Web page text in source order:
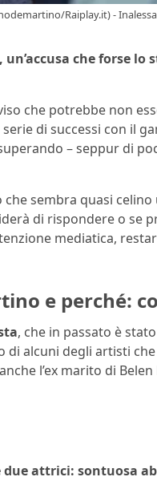
Raiplay.it) -
che forse lo
che potrebbe non
di successi con il
– seppur di
sembra quasi
di rispondere o se
mediatica,
e perché:
, che in passato è
di alcuni degli artisti
l’ex marito di
attrici: sontuosa